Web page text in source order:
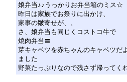
娘弁当♪♪うっかりお弁当箱のミス☆
昨日は家族でお祭りに出かけ、
家事の皺寄せが、、
さ、娘弁当も同じくコストコ牛で
焼肉弁当〓
芽キャベツを赤ちゃんのキャベツだ
ました
野菜たっぷりなので残さず帰ってく